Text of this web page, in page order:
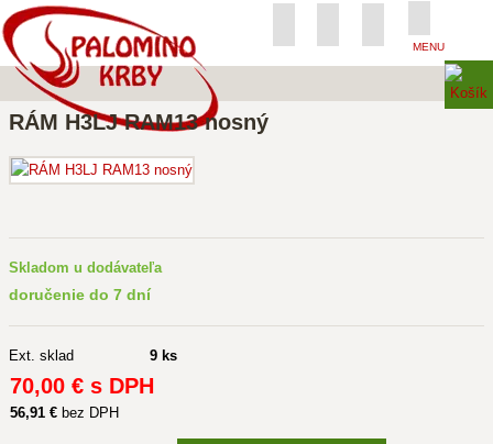
MENU
RÁM H3LJ RAM13 nosný
Skladom u dodávateľa
doručenie do 7 dní
Ext. sklad 9 ks
70,00 € s DPH
56,91 € bez DPH